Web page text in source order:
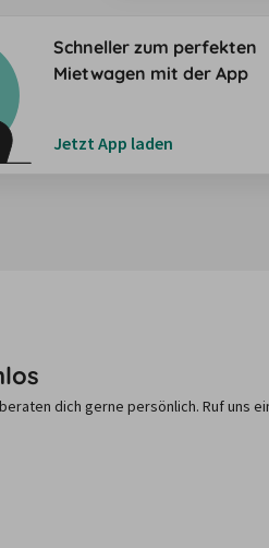
Schneller zum perfekten
Mietwagen mit der App
Jetzt App laden
dich gerne persönlich. Ruf uns